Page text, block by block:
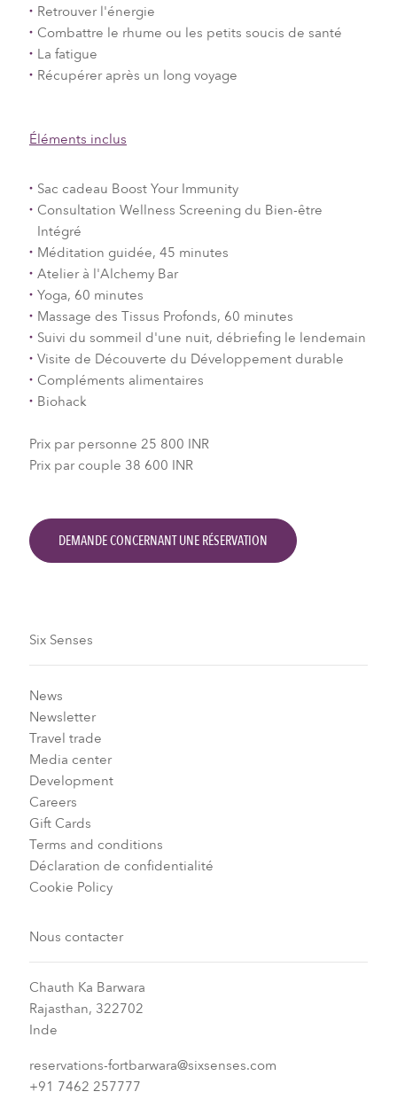
Retrouver l'énergie
Combattre le rhume ou les petits soucis de santé
La fatigue
Récupérer après un long voyage
Éléments inclus
Sac cadeau Boost Your Immunity
Consultation Wellness Screening du Bien-être
Intégré
Méditation guidée, 45 minutes
Atelier à l'Alchemy Bar
Yoga, 60 minutes
Massage des Tissus Profonds, 60 minutes
Suivi du sommeil d'une nuit, débriefing le lendemain
Visite de Découverte du Développement durable
Compléments alimentaires
Biohack
Prix par personne 25 800 INR
Prix par couple 38 600 INR
DEMANDE CONCERNANT UNE RÉSERVATION
Six Senses
News
Newsletter
Travel trade
Media center
Development
Careers
Gift Cards
Terms and conditions
Déclaration de confidentialité
Cookie Policy
Nous contacter
Chauth Ka Barwara
Rajasthan, 322702
Inde
reservations-fortbarwara@sixsenses.com
+91 7462 257777